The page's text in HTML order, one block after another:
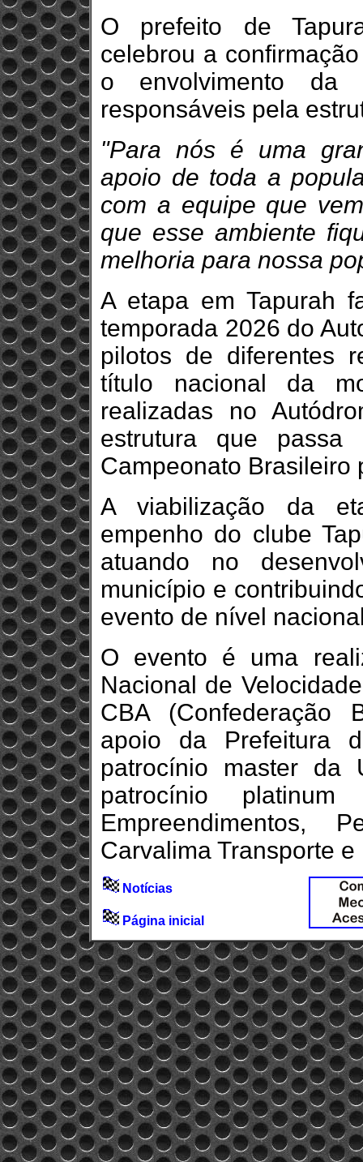
O prefeito de
celebrou a
o envolvimento da
responsáveis pela
"Para nós é uma
apoio de toda a
com a equipe que
que esse ambiente
melhoria para nossa
A etapa em Tapurah
temporada 2026 do
pilotos de diferentes
título nacional da
realizadas no
estrutura que
Campeonato Brasileiro
A viabilização da
empenho do clube
atuando no
município e
evento de nível
O evento é uma
Nacional de
CBA (Confederação
apoio da Prefeitura
patrocínio master da
patrocínio
Empreendimentos,
Carvalima Transporte e
Notícias
Página inicial